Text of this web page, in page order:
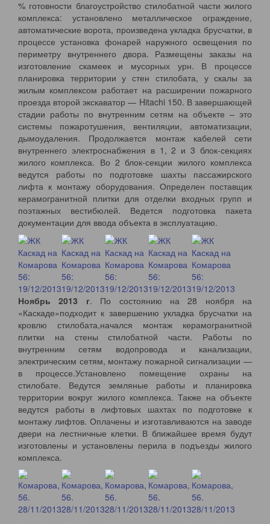
% готовности благоустройство стилобатной части жилого
комплекса: установлено металлическое ограждение,
автоматические ворота, произведена укладка брусчатки, в
процессе установка фонарей наружного освещения по
периметру внутреннего двора. Размещены заказы на
изготовление скамеек и мусорных урн. В процессе
планировка территории у стен стилобата, у скалы за
жилым комплексом работает на расширении пожарного
проезда второй экскаватор — Hitachi 150. В завершающей
стадии работы по внутренним сетям на объекте – это
системы пожаротушения, вентиляции, автоматизации,
дымоудаления. Продолжается монтаж кабелей сети
внутреннего электроснабжения в 1, 2 и 3 блок-секциях
жилого комплекса. Во 2 блок-секции жилого комплекса
ведутся работы по подготовке шахты пассажирского
лифта к монтажу оборудования. Определен поставщик
керамогранитной плитки для отделки входных групп и
поэтажных вестибюлей. Ведется подготовка пакета
документации для ввода объекта в эксплуатацию.
Ноябрь 2013 г. По состоянию на 28 ноября на
«Каскаде»подходит к завершению укладка брусчатки на
кровлю стилобата,начался монтаж керамогранитной
плитки на стены стилобатной части. Работы по
внутренним сетям водопровода и канализации,
электрическим сетям, монтажу пожарной сигнализации —
в процессе.Установлено помещение охраны на
стилобате. Ведутся земляные работы и планировка
территории вокруг жилого комплекса. Также на объекте
ведутся работы в лифтовых шахтах по подготовке к
монтажу лифтов. Оплачены и изготавливаются на заводе
двери на лестничные клетки. В ближайшее время будут
изготовлены и установлены перила в подъезды жилого
комплекса.